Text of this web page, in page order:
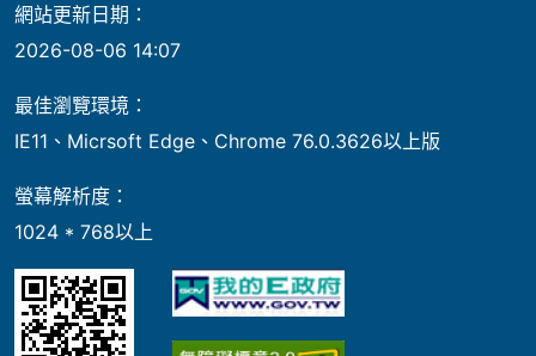
網站更新日期：
2026-08-06 14:07
最佳瀏覽環境：
IE11、Micrsoft Edge、Chrome 76.0.3626以上版
螢幕解析度：
1024 * 768以上